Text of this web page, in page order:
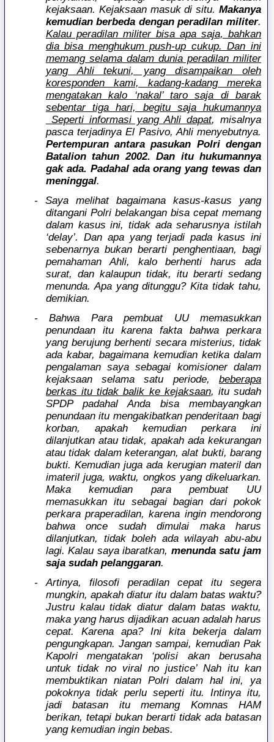
kejaksaan. Kejaksaan masuk di situ. Makanya
kemudian berbeda dengan peradilan militer.
Kalau peradilan militer bisa apa saja, bahkan
dia bisa menghukum push-up cukup. Dan ini
memang selama dalam dunia peradilan militer
yang Ahli tekuni, yang disampaikan oleh
koresponden kami, kadang-kadang mereka
mengatakan kalo ‘nakal’ taro saja di barak
sebentar tiga hari, begitu saja hukumannya
Seperti informasi yang Ahli dapat, misalnya
pasca terjadinya El Pasivo, Ahli menyebutnya.
Pertempuran antara pasukan Polri dengan
Batalion tahun 2002. Dan itu hukumannya
gak ada. Padahal ada orang yang tewas dan
meninggal.
- Saya melihat bagaimana kasus-kasus yang
ditangani Polri belakangan bisa cepat memang
dalam kasus ini, tidak ada seharusnya istilah
‘delay’. Dan apa yang terjadi pada kasus ini
sebenarnya bukan berarti penghentiaan, bagi
pemahaman Ahli, kalo berhenti harus ada
surat, dan kalaupun tidak, itu berarti sedang
menunda. Apa yang ditunggu? Kita tidak tahu,
demikian.
- Bahwa Para pembuat UU memasukkan
penundaan itu karena fakta bahwa perkara
yang berujung berhenti secara misterius, tidak
ada kabar, bagaimana kemudian ketika dalam
pengalaman saya sebagai komisioner dalam
kejaksaan selama satu periode, beberapa
berkas itu tidak balik ke kejaksaan, itu sudah
SPDP padahal Anda bisa membayangkan
penundaan itu mengakibatkan penderitaan bagi
korban, apakah kemudian perkara ini
dilanjutkan atau tidak, apakah ada kekurangan
atau tidak dalam keterangan, alat bukti, barang
bukti. Kemudian juga ada kerugian materil dan
imateril juga, waktu, ongkos yang dikeluarkan.
Maka kemudian para pembuat UU
memasukkan itu sebagai bagian dari pokok
perkara praperadilan, karena ingin mendorong
bahwa once sudah dimulai maka harus
dilanjutkan, tidak boleh ada wilayah abu-abu
lagi. Kalau saya ibaratkan, menunda satu jam
saja sudah pelanggaran.
- Artinya, filosofi peradilan cepat itu segera
mungkin, apakah diatur itu dalam batas waktu?
Justru kalau tidak diatur dalam batas waktu,
maka yang harus dijadikan acuan adalah harus
cepat. Karena apa? Ini kita bekerja dalam
pengungkapan. Jangan sampai, kemudian Pak
Kapolri mengatakan ‘polisi akan berusaha
untuk tidak no viral no justice’ Nah itu kan
membuktikan niatan Polri dalam hal ini, ya
pokoknya tidak perlu seperti itu. Intinya itu,
jadi batasan itu memang Komnas HAM
berikan, tetapi bukan berarti tidak ada batasan
yang kemudian ingin bebas.